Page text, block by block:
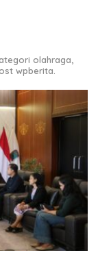
olahraga,
wpberita.